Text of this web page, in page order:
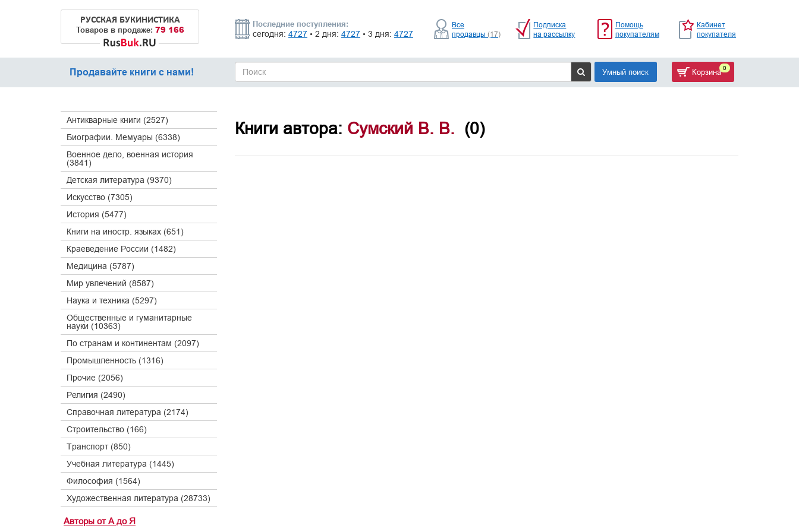
РУССКАЯ БУКИНИСТИКА
Товаров в продаже: 79 166
Последние поступления:
сегодня: 4727 • 2 дня: 4727 • 3 дня: 4727
Все
продавцы (17)
Подписка
на рассылку
Помощь
покупателям
Кабинет
покупателя
Продавайте книги с нами! Умный поиск Корзина 0
Антикварные книги (2527)
Биографии. Мемуары (6338)
Военное дело, военная история
(3841)
Детская литература (9370)
Искусство (7305)
История (5477)
Книги на иностр. языках (651)
Краеведение России (1482)
Медицина (5787)
Мир увлечений (8587)
Наука и техника (5297)
Общественные и гуманитарные
науки (10363)
По странам и континентам (2097)
Промышленность (1316)
Прочие (2056)
Религия (2490)
Справочная литература (2174)
Строительство (166)
Транспорт (850)
Учебная литература (1445)
Философия (1564)
Художественная литература (28733)
Авторы от А до Я
Книги автора: Сумский В. В. (0)